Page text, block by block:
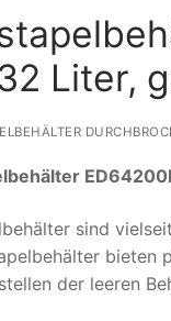
Liter,
sind
bieten
der leeren